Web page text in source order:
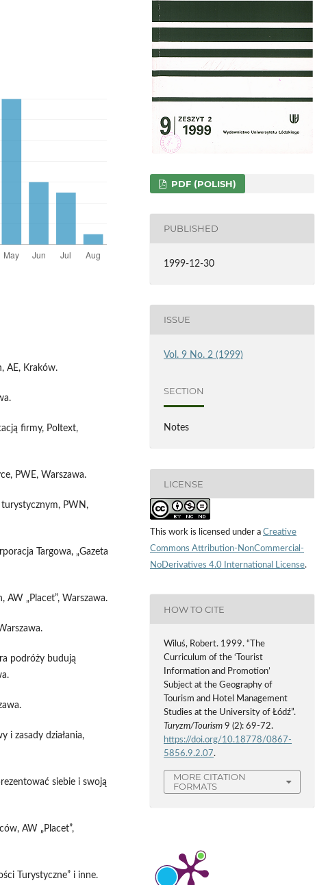
AE, Kraków.
firmy, Poltext,
PWE, Warszawa.
PWN,
Targowa, „Gazeta
AW „Placet”, Warszawa.
podróży budują
i zasady działania,
siebie i swoją
AW „Placet”,
Turystyczne” i inne.
PDF (POLISH)
PUBLISHED
1999-12-30
ISSUE
Vol. 9 No. 2 (1999)
SECTION
Notes
LICENSE
This work is licensed under a Creative
Commons Attribution-NonCommercial-
NoDerivatives 4.0 International License.
HOW TO CITE
Wiluś, Robert. 1999. “The
Curriculum of the ‘Tourist
Information and Promotion’
Subject at the Geography of
Tourism and Hotel Management
Studies at the University of Łódź”.
Turyzm/Tourism 9 (2): 69-72.
https://doi.org/10.18778/0867-
5856.9.2.07.
MORE CITATION
FORMATS